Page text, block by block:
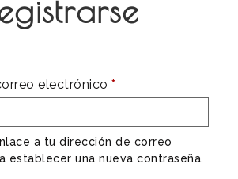
electrónico*
a tu dirección de correo
establecer una nueva contraseña.